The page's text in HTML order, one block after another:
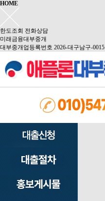
HOME
한도조회 전화상담
미래금융대부중개
대부중개업등록번호 2026-대구남구-0015